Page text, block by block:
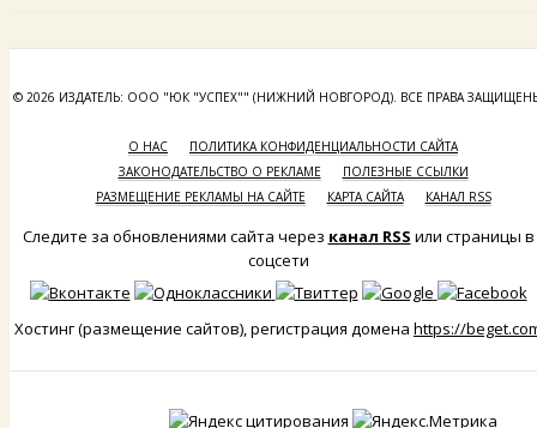
© 2026 ИЗДАТЕЛЬ: ООО "ЮК "УСПЕХ"" (НИЖНИЙ НОВГОРОД). ВСЕ ПРАВА
О НАС
ПОЛИТИКА КОНФИДЕНЦИАЛЬНОСТИ САЙТА
ЗАКОНОДАТЕЛЬСТВО О РЕКЛАМЕ
ПОЛЕЗНЫЕ ССЫЛКИ
РАЗМЕЩЕНИЕ РЕКЛАМЫ НА САЙТЕ
КАРТА САЙТА КАНАЛ RSS
Следите за обновлениями сайта через канал RSS или страницы в
соцсети
Хостинг (размещение сайтов), регистрация домена https://